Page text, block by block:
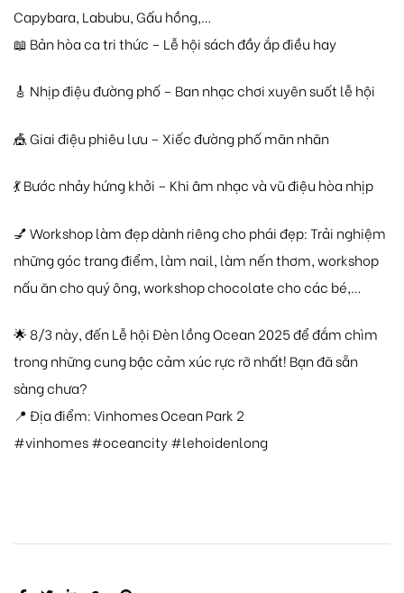
Capybara, Labubu, Gấu hồng,…
📖 Bản hòa ca tri thức – Lễ hội sách đầy ắp điều hay
🎸 Nhịp điệu đường phố – Ban nhạc chơi xuyên suốt lễ hội
🎪 Giai điệu phiêu lưu – Xiếc đường phố mãn nhãn
💃 Bước nhảy hứng khởi – Khi âm nhạc và vũ điệu hòa nhịp
💅 Workshop làm đẹp dành riêng cho phái đẹp: Trải nghiệm
những góc trang điểm, làm nail, làm nến thơm, workshop
nấu ăn cho quý ông, workshop chocolate cho các bé,…
🌟 8/3 này, đến Lễ hội Đèn lồng Ocean 2025 để đắm chìm
trong những cung bậc cảm xúc rực rỡ nhất! Bạn đã sẵn
sàng chưa?
📍 Địa điểm: Vinhomes Ocean Park 2
#vinhomes #oceancity #lehoidenlong